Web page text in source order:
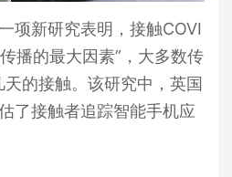
项新研究表明，接触COVI
播的最大因素”，大多数传
天的接触。该研究中，英国
了接触者追踪智能手机应